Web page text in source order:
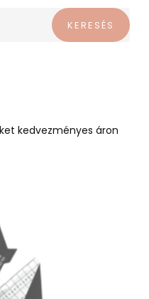
KERESÉS
kedvezményes áron